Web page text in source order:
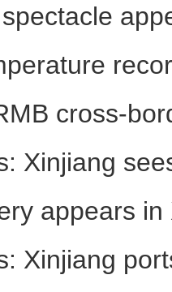
候鸟归 塔里木河
cross-
Xinjiang
appears in
Xinjiang